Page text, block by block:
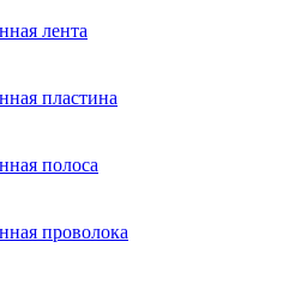
лента
пластина
полоса
проволока